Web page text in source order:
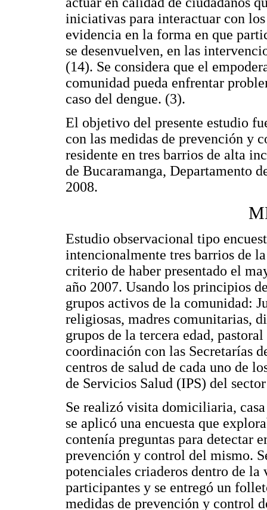
iniciativas para interactuar con
evidencia en la forma en que
se desenvuelven, en las
(14). Se considera que el
comunidad pueda enfrentar
caso del dengue. (3).
El objetivo del presente estudio
con las medidas de prevención y
residente en tres barrios de alta
de Bucaramanga, Departamento
2008.
Estudio observacional tipo
intencionalmente tres barrios de
criterio de haber presentado el
año 2007. Usando los principios
grupos activos de la comunidad:
religiosas, madres comunitarias,
grupos de la tercera edad,
coordinación con las Secretarías
centros de salud de cada uno de
de Servicios Salud (IPS) del
Se realizó visita domiciliaria,
se aplicó una encuesta que
contenía preguntas para detectar
prevención y control del mismo.
potenciales criaderos dentro de
participantes y se entregó un
medidas de prevención y control